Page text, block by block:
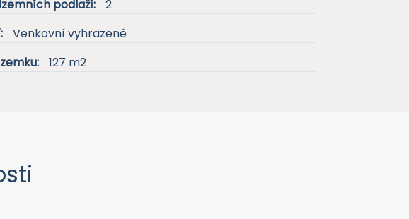
podlaží:
2
Venkovní vyhrazené
127 m2